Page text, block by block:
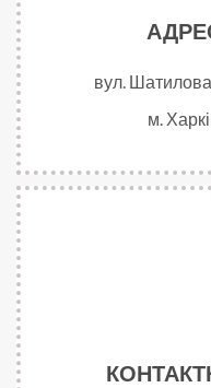
вул.
м.